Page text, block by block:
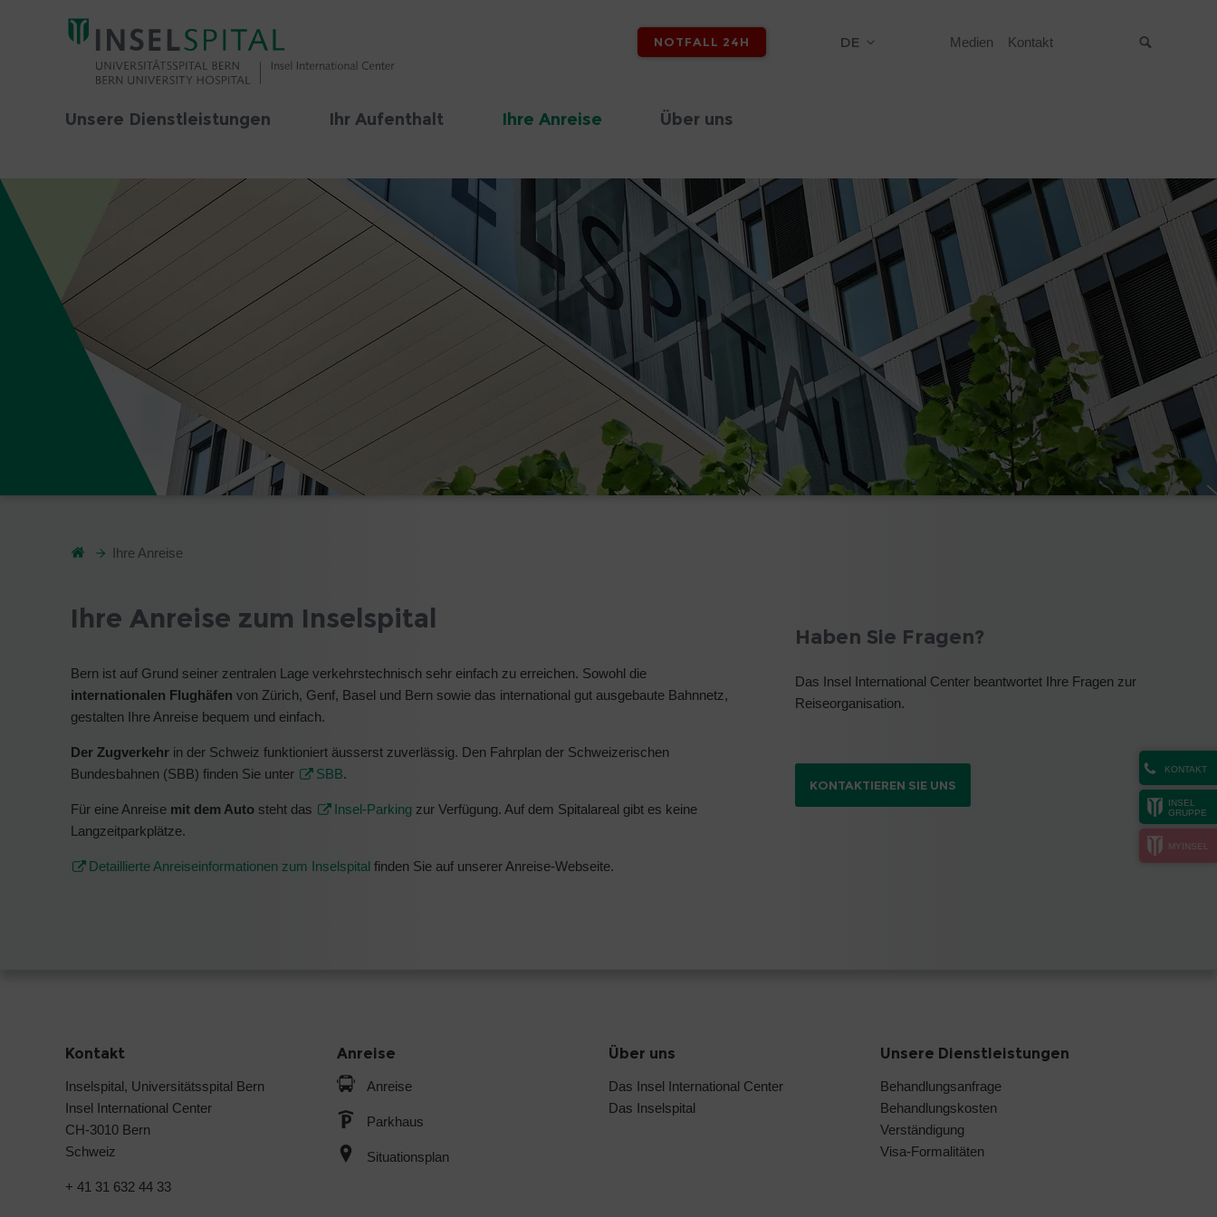
NOTFALL 24H DE Medien Kontakt
Unsere Dienstleistungen Ihr Aufenthalt Ihre Anreise Über uns
KONTAKT
INSEL
GRUPPE
MYINSEL
Ihre Anreise
Ihre Anreise zum Inselspital
Bern ist auf Grund seiner zentralen Lage verkehrstechnisch sehr einfach zu erreichen. Sowohl die
internationalen Flughäfen von Zürich, Genf, Basel und Bern sowie das international gut ausgebaute Bahnnetz,
gestalten Ihre Anreise bequem und einfach.
Der Zugverkehr in der Schweiz funktioniert äusserst zuverlässig. Den Fahrplan der Schweizerischen
Bundesbahnen (SBB) finden Sie unter
SBB.
Für eine Anreise mit dem Auto steht das Insel-Parking zur Verfügung. Auf dem Spitalareal gibt es keine
Langzeitparkplätze.
Detaillierte Anreiseinformationen zum Inselspital finden Sie auf unserer Anreise-Webseite.
Haben Sie Fragen?
Das Insel International Center beantwortet Ihre Fragen zur
Reiseorganisation.
KONTAKTIEREN SIE UNS
Kontakt
Inselspital, Universitätsspital Bern
Insel International Center
CH-3010 Bern
Schweiz
+ 41 31 632 44 33
Anreise
Anreise
Parkhaus
Situationsplan
Über uns
Das Insel International Center
Das Inselspital
Unsere Dienstleistungen
Behandlungsanfrage
Behandlungskosten
Verständigung
Visa-Formalitäten